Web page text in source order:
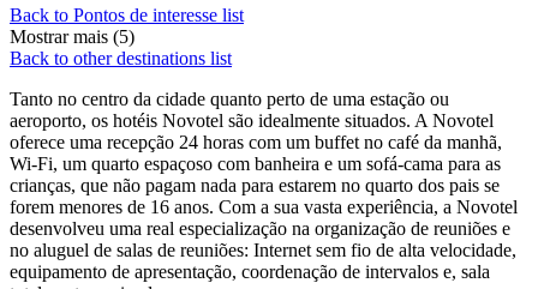
Back to Pontos de interesse list
Mostrar mais (5)
Back to other destinations list
Tanto no centro da cidade quanto perto de uma estação ou
aeroporto, os hotéis Novotel são idealmente situados. A Novotel
oferece uma recepção 24 horas com um buffet no café da manhã,
Wi-Fi, um quarto espaçoso com banheira e um sofá-cama para as
crianças, que não pagam nada para estarem no quarto dos pais se
forem menores de 16 anos. Com a sua vasta experiência, a Novotel
desenvolveu uma real especialização na organização de reuniões e
no aluguel de salas de reuniões: Internet sem fio de alta velocidade,
equipamento de apresentação, coordenação de intervalos e, sala